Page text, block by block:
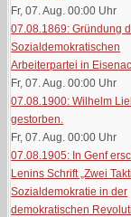
Fr, 07. Aug. 00:00 Uhr
07.08.1869: Gründung
Sozialdemokratischen
Arbeiterpartei in
Fr, 07. Aug. 00:00 Uhr
07.08.1900: Wilhelm
gestorben.
Fr, 07. Aug. 00:00 Uhr
07.08.1905: In Genf
Lenins Schrift „Zwei
Sozialdemokratie in der
demokratischen